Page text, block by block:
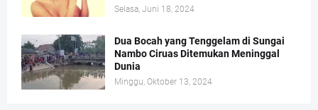
Selasa, Juni 18, 2024
Dua Bocah yang Tenggelam di Sungai
Nambo Ciruas Ditemukan Meninggal
Dunia
Minggu, Oktober 13, 2024